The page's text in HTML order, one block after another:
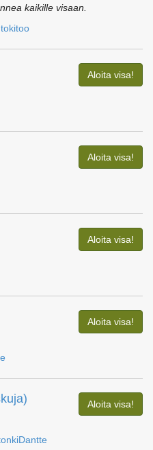
kaikille visaan.
Aloita visa!
Aloita visa!
Aloita visa!
Aloita visa!
Aloita visa!